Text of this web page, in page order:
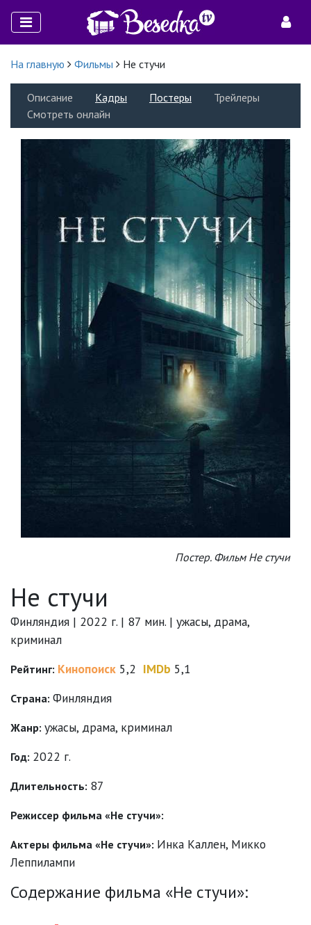
На главную Фильмы Не стучи
Описание Кадры Постеры
Трейлеры
Смотреть онлайн
Постер. Фильм Не стучи
Не стучи
Финляндия | 2022 г. | 87 мин. | ужасы, драма,
криминал
Рейтинг: Кинопоиск 5,2 IMDb 5,1
Страна: Финляндия
Жанр: ужасы, драма, криминал
Год: 2022 г.
Длительность: 87
Режиссер фильма «Не стучи»:
Актеры фильма «Не стучи»: Инка Каллен, Микко
Леппилампи
Содержание фильма «Не стучи»: